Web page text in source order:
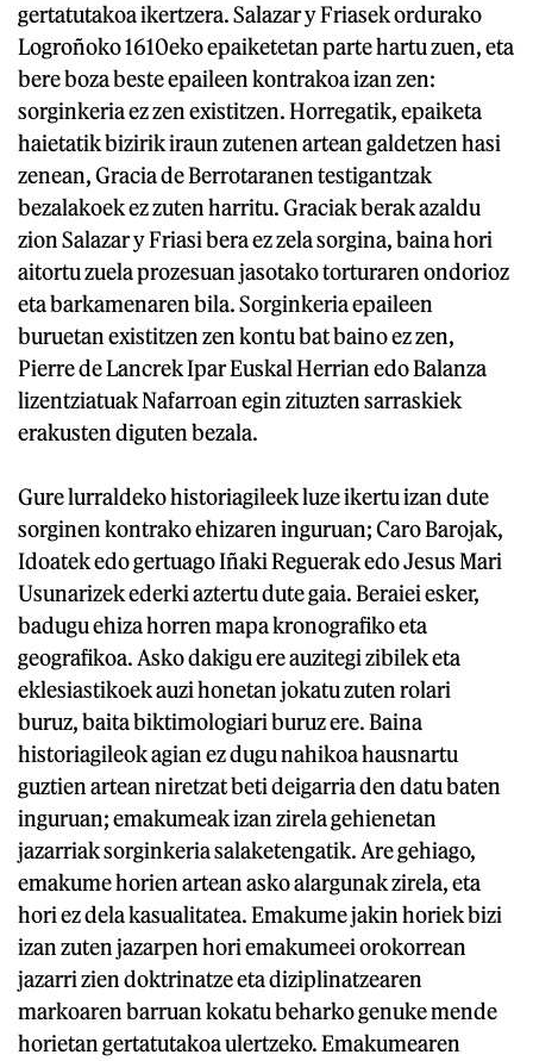
gertatutakoa ikertzera. Salazar y Friasek ordurako
Logroñoko 1610eko epaiketetan parte hartu zuen, eta
bere boza beste epaileen kontrakoa izan zen:
sorginkeria ez zen existitzen. Horregatik, epaiketa
haietatik bizirik iraun zutenen artean galdetzen hasi
zenean, Gracia de Berrotaranen testigantzak
bezalakoek ez zuten harritu. Graciak berak azaldu
zion Salazar y Friasi bera ez zela sorgina, baina hori
aitortu zuela prozesuan jasotako torturaren ondorioz
eta barkamenaren bila. Sorginkeria epaileen
buruetan existitzen zen kontu bat baino ez zen,
Pierre de Lancrek Ipar Euskal Herrian edo Balanza
lizentziatuak Nafarroan egin zituzten sarraskiek
erakusten diguten bezala.
Gure lurraldeko historiagileek luze ikertu izan dute
sorginen kontrako ehizaren inguruan; Caro Barojak,
Idoatek edo gertuago Iñaki Reguerak edo Jesus Mari
Usunarizek ederki aztertu dute gaia. Beraiei esker,
badugu ehiza horren mapa kronografiko eta
geografikoa. Asko dakigu ere auzitegi zibilek eta
eklesiastikoek auzi honetan jokatu zuten rolari
buruz, baita biktimologiari buruz ere. Baina
historiagileok agian ez dugu nahikoa hausnartu
guztien artean niretzat beti deigarria den datu baten
inguruan; emakumeak izan zirela gehienetan
jazarriak sorginkeria salaketengatik. Are gehiago,
emakume horien artean asko alargunak zirela, eta
hori ez dela kasualitatea. Emakume jakin horiek bizi
izan zuten jazarpen hori emakumeei orokorrean
jazarri zien doktrinatze eta diziplinatzearen
markoaren barruan kokatu beharko genuke mende
horietan gertatutakoa ulertzeko. Emakumearen